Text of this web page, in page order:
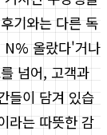
기와는 다른 독
N% 올랐다'거나
넘어, 고객과
들이 담겨 있습
라는 따뜻한 감